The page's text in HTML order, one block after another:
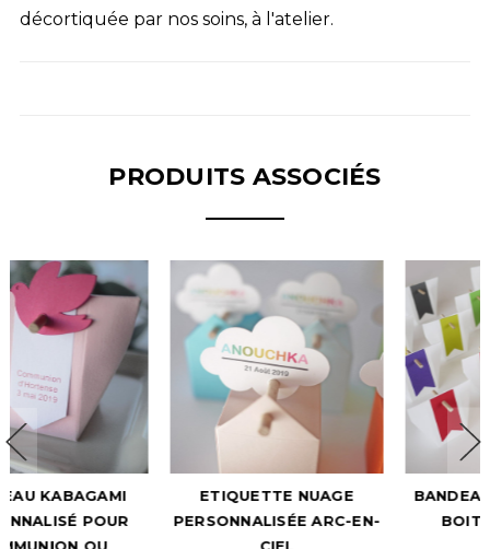
décortiquée par nos soins, à l'atelier.
PRODUITS ASSOCIÉS
ETIQUETTE NUAGE
PERSONNALISÉE ARC-EN-
BANDEAU FANION POUR
BOITE KABAGAMI